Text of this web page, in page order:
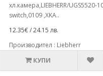
хл.камера,LIEBHERR/UGS5520-
switch,0109 ,XKA..
12.35€ / 24.15 лв.
Производител : Liebherr
КУПИ